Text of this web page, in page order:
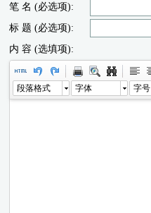
笔 名 (必选项):
标 题 (必选项):
内 容 (选填项):
段落格式 字体 字号